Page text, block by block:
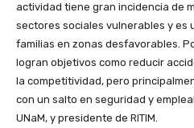
actividad tiene gran incidencia de
sectores sociales vulnerables y es
familias en zonas desfavorables.
logran objetivos como reducir
la competitividad, pero
con un salto en seguridad y
UNaM, y presidente de RITIM.